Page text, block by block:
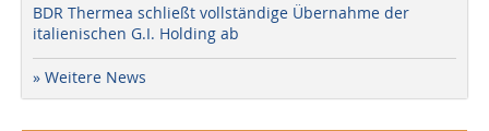
BDR Thermea schließt vollständige Übernahme der
italienischen G.I. Holding ab
» Weitere News